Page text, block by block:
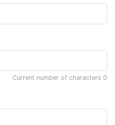
Current number of characters 0